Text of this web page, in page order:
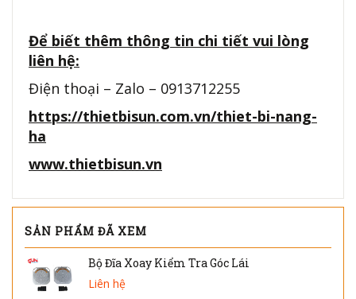
Để biết thêm thông tin chi tiết vui lòng
liên hệ:
Điện thoại – Zalo – 0913712255
https://thietbisun.com.vn/thiet-bi-nang-
ha
www.thietbisun.vn
SẢN PHẨM ĐÃ XEM
Bộ Đĩa Xoay Kiểm Tra Góc Lái
Liên hệ